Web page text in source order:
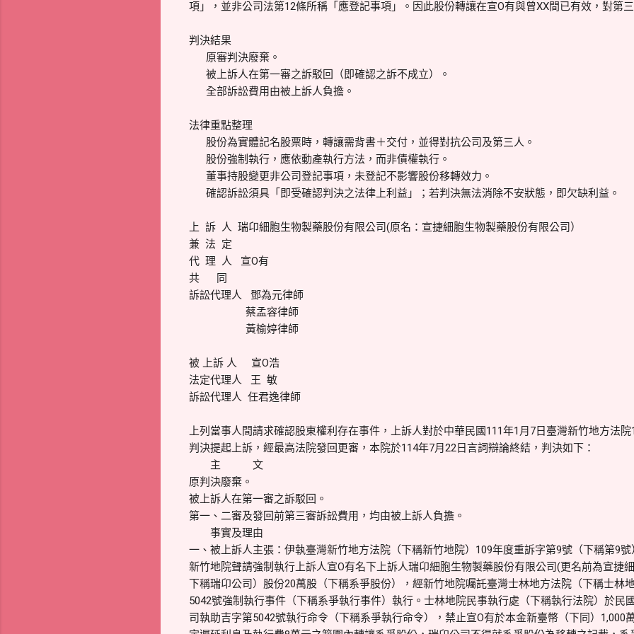
項」，並非公司法第12條所稱「應登記事項」。因此股份轉讓在宣O有與曾XX間已有效，對第
判決結果
原審判決廢棄。
被上訴人在第一審之訴駁回（即確認之訴不成立）。
全部訴訟費用由被上訴人負擔。
法律重點整理
股份為實體記名股票時，轉讓需背書＋交付，並得對抗公司及第三人。
股份強制執行，應依動產執行方法，而非債權執行。
董事持股變更非公司登記事項，未登記不影響股份移轉效力。
確認訴訟須具「即受確認判決之法律上利益」；若判決無法消除不安狀態，即欠缺利益。
上 訴 人 瑞卬細胞生物製藥股份有限公司(原名：宣捷細胞生物製藥股份有限公司）
兼 法 定
代 理 人 宣O有
共 同
訴訟代理人 鄧為元律師
蔡孟容律師
黃榆婷律師
被 上訴 人 宣O浩
法定代理人 王 敏
訴訟代理人 任君逸律師
上列當事人間請求確認股東權利存在事件，上訴人對於中華民國111年1月7日臺灣新竹地方法
判決提起上訴，經最高法院發回更審，本院於114年7月22日言詞辯論終結，判決如下：
主 文
原判決廢棄。
被上訴人在第一審之訴駁回。
第一、二審及發回前第三審訴訟費用，均由被上訴人負擔。
事實及理由
一、被上訴人主張：伊執臺灣新竹地方法院（下稱新竹地院）109年度重訴字第9號（下稱第9
新竹地院聲請強制執行上訴人宣O有名下上訴人瑞卬細胞生物製藥股份有限公司(更名前為宣捷
下稱瑞卬公司）股份20萬股（下稱系爭股份），經新竹地院囑託臺灣士林地方法院（下稱士林
5042號強制執行事件（下稱系爭執行事件）執行。士林地院民事執行處（下稱執行法院）於民
司執助吉字第5042號執行命令（下稱系爭執行命令），禁止宣O有於本金新臺幣（下同）1,000